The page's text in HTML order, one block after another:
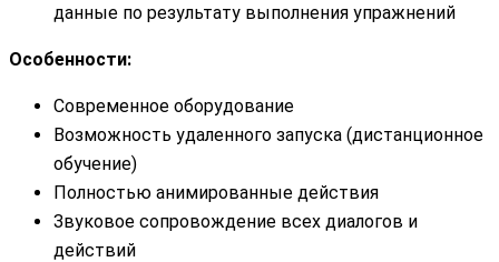
данные по результату выполнения упражнений
Особенности:
Современное оборудование
Возможность удаленного запуска (дистанционное
обучение)
Полностью анимированные действия
Звуковое сопровождение всех диалогов и
действий